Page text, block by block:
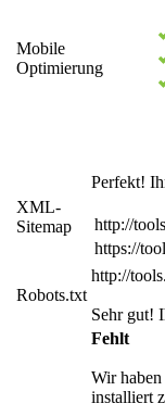
Mobile
Optimierung
XML-
Sitemap
Perfekt!
http://
https://
Robots.txt
http://
Sehr gut!
Fehlt
Wir
installiert